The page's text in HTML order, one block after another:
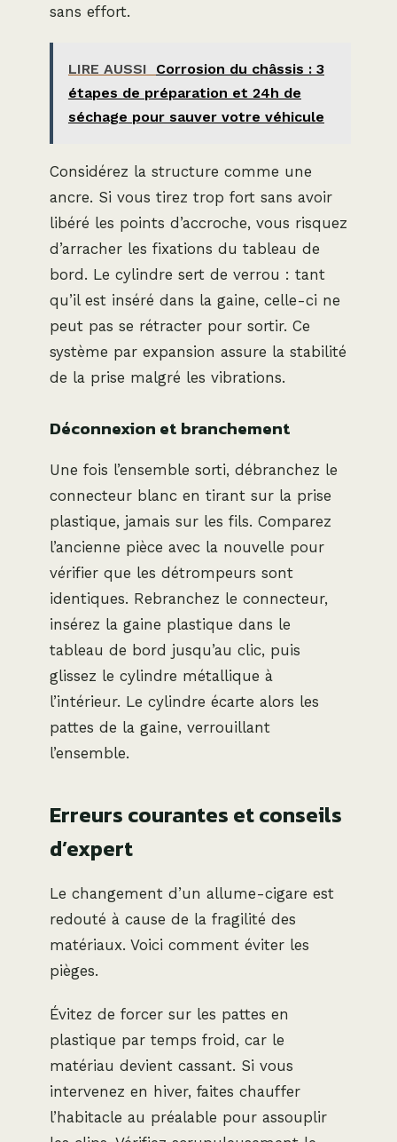
sans effort.
LIRE AUSSI
Corrosion du châssis : 3
étapes de préparation et 24h de
séchage pour sauver votre véhicule
Considérez la structure comme une
ancre. Si vous tirez trop fort sans avoir
libéré les points d’accroche, vous risquez
d’arracher les fixations du tableau de
bord. Le cylindre sert de verrou : tant
qu’il est inséré dans la gaine, celle-ci ne
peut pas se rétracter pour sortir. Ce
système par expansion assure la stabilité
de la prise malgré les vibrations.
Déconnexion et branchement
Une fois l’ensemble sorti, débranchez le
connecteur blanc en tirant sur la prise
plastique, jamais sur les fils. Comparez
l’ancienne pièce avec la nouvelle pour
vérifier que les détrompeurs sont
identiques. Rebranchez le connecteur,
insérez la gaine plastique dans le
tableau de bord jusqu’au clic, puis
glissez le cylindre métallique à
l’intérieur. Le cylindre écarte alors les
pattes de la gaine, verrouillant
l’ensemble.
Erreurs courantes et conseils
d’expert
Le changement d’un allume-cigare est
redouté à cause de la fragilité des
matériaux. Voici comment éviter les
pièges.
Évitez de forcer sur les pattes en
plastique par temps froid, car le
matériau devient cassant. Si vous
intervenez en hiver, faites chauffer
l’habitacle au préalable pour assouplir